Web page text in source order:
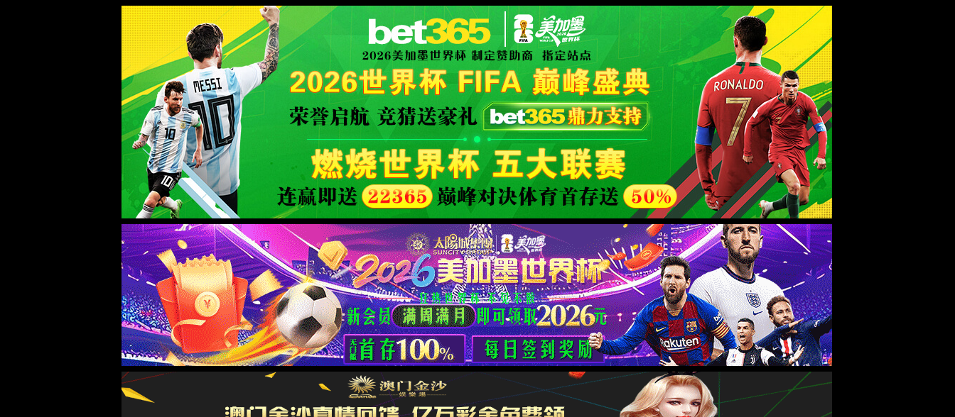
365(beat·中文)唯一官方网站
WTS-WAF拦截详情
出现该页面的原因:
1.你的请求是黑客攻击
2.你的请求合法但触发了安全规则,请提交问题反馈
XML 地图